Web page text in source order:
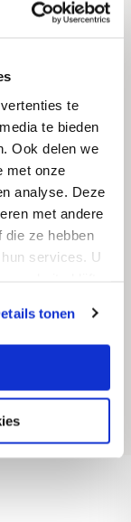
te
te bieden
Ook delen we
met onze
analyse. Deze
met andere
die ze hebben
services. U
tonen
bederfelijk,
bijna elke
wat zorgt
veilig en